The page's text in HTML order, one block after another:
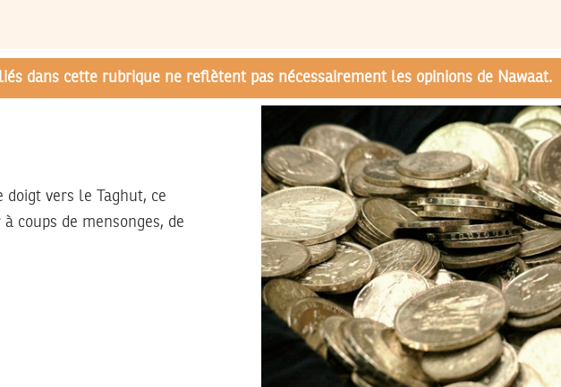
dans cette rubrique ne reflètent pas nécessairement les opinions de Nawaat.
doigt vers le Taghut, ce
coups de mensonges, de